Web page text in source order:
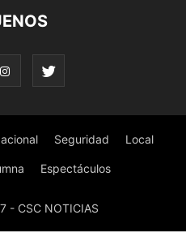
Seguridad Local
Espectáculos
- CSC NOTICIAS